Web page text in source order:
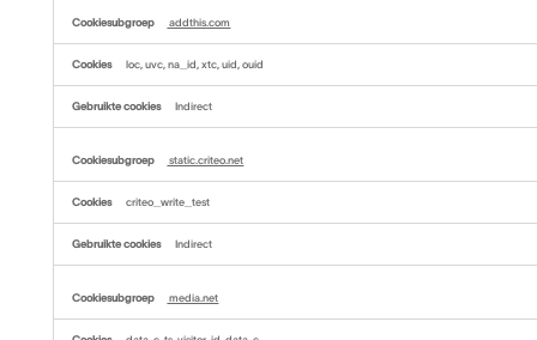
addthis.com
loc, uvc, na_id, xtc, uid, ouid
Indirect
static.criteo.net
criteo_write_test
Indirect
media.net